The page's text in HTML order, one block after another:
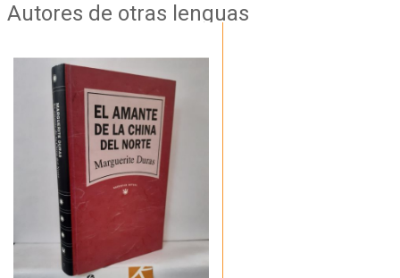
Autores de otras lenguas